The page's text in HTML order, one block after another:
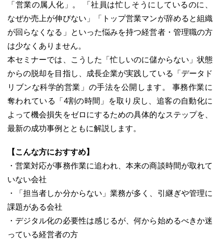
03-6689-1791
「営業の属人化」。 「社員は忙しそうにしているのに、
なぜか売上が伸びない」「トップ営業マンが辞めると組織
が回らなくなる」といった悩みを持つ経営者・管理職の方
は少なくありません。
本セミナーでは、こうした「忙しいのに儲からない」状態
からの脱却を目指し、成長企業が実践している「データド
リブンな科学的営業」の手法を公開します。 事務作業に
奪われている「4割の時間」を取り戻し、追客の自動化に
よって機会損失をゼロにするための具体的なステップを、
最新の成功事例とともに解説します。
【こんな方におすすめ】
・営業対応が事務作業に追われ、本来の商談時間が取れて
いない会社
・「担当者しか分からない」業務が多く、引継ぎや管理に
課題がある会社
・デジタル化の必要性は感じるが、何から始めるべきか迷
っている経営者の方